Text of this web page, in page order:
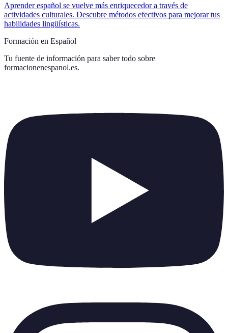
Aprender español se vuelve más enriquecedor a través de
actividades culturales. Descubre métodos efectivos para mejorar tus
habilidades lingüísticas.
Formación en Español
Tu fuente de información para saber todo sobre
formacionenespanol.es.